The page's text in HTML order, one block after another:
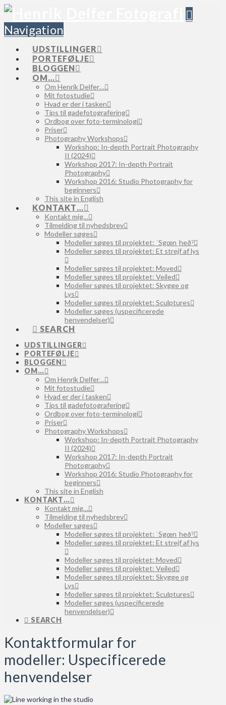
Navigation
UDSTILLINGER
PORTEFØLJE
BLOGGEN
OM…
Om Henrik Delfer…
Mit fotostudie
Hvad er der i tasken
Tips til gadefotografering
Ordbog over foto-terminologi
Priser
Photography Workshops
Workshop: In-depth Portrait Photography
II (2024)
Workshop 2017: In-depth Portrait
Photography
Workshop 2016: Studio Photography for
beginners
This site in English
KONTAKT…
Kontakt mig…
Tilmelding til nyhedsbrev
Modeller søges
Modeller søges til projektet: ˈSgœnˌheðˀ
Modeller søges til projektet: Et strejf af lys
Modeller søges til projektet: Moved
Modeller søges til projektet: Veiled
Modeller søges til projektet: Skygge og
Lys
Modeller søges til projektet: Sculptures
Modeller søges (uspecificerede
henvendelser)
SEARCH
UDSTILLINGER
PORTEFØLJE
BLOGGEN
OM…
Om Henrik Delfer…
Mit fotostudie
Hvad er der i tasken
Tips til gadefotografering
Ordbog over foto-terminologi
Priser
Photography Workshops
Workshop: In-depth Portrait Photography
II (2024)
Workshop 2017: In-depth Portrait
Photography
Workshop 2016: Studio Photography for
beginners
This site in English
KONTAKT…
Kontakt mig…
Tilmelding til nyhedsbrev
Modeller søges
Modeller søges til projektet: ˈSgœnˌheðˀ
Modeller søges til projektet: Et strejf af lys
Modeller søges til projektet: Moved
Modeller søges til projektet: Veiled
Modeller søges til projektet: Skygge og
Lys
Modeller søges til projektet: Sculptures
Modeller søges (uspecificerede
henvendelser)
SEARCH
Kontaktformular for
modeller: Uspecificerede
henvendelser